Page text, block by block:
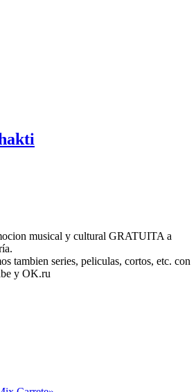
musical y cultural GRATUITA a
tambien series, peliculas, cortos, etc. con
y OK.ru